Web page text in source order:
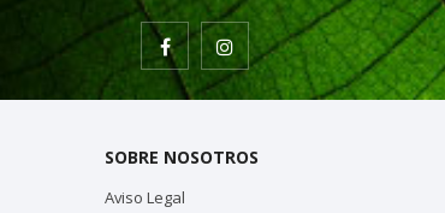
SOBRE NOSOTROS
Aviso Legal